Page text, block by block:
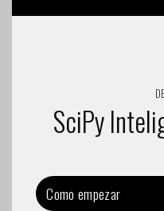
SciPy
Como empezar